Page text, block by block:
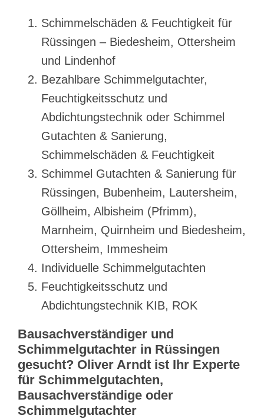
Schimmelschäden & Feuchtigkeit für
Rüssingen – Biedesheim, Ottersheim
und Lindenhof
Bezahlbare Schimmelgutachter,
Feuchtigkeitsschutz und
Abdichtungstechnik oder Schimmel
Gutachten & Sanierung,
Schimmelschäden & Feuchtigkeit
Schimmel Gutachten & Sanierung für
Rüssingen, Bubenheim, Lautersheim,
Göllheim, Albisheim (Pfrimm),
Marnheim, Quirnheim und Biedesheim,
Ottersheim, Immesheim
Individuelle Schimmelgutachten
Feuchtigkeitsschutz und
Abdichtungstechnik KIB, ROK
Bausachverständiger und
Schimmelgutachter in Rüssingen
gesucht? Oliver Arndt ist Ihr Experte
für Schimmelgutachten,
Bausachverständige oder
Schimmelgutachter